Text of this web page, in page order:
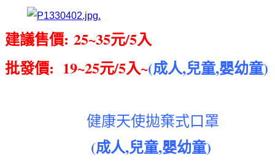
建議售價: 25~35元/5入
批發價: 19~25元/5入~(成人,兒童,嬰幼童)
健康天使拋棄式口罩
(成人,兒童,嬰幼童)